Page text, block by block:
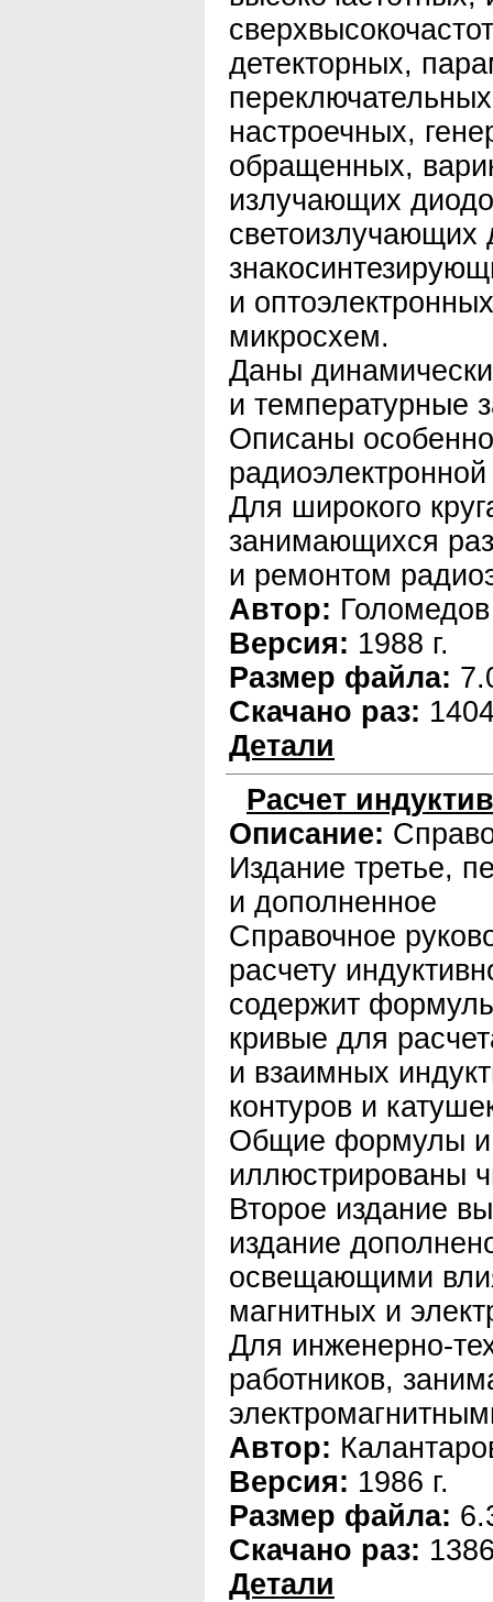
детекторных,
настроечных,
обращенных,
излучающих
светоизлучающих
и
микросхем.
Даны
и температурные
Описаны
Для широкого
занимающихся
и ремонтом
Автор:
Версия: 1988 г.
Размер файла:
Скачано раз:
Детали
Расчет
Описание:
Издание третье,
и дополненное
Справочное
расчету
содержит
кривые для
и взаимных
контуров и
Общие формулы и
иллюстрированы
Второе издание
издание
освещающими
магнитных и
Для инженерно-
работников,
Автор:
Версия: 1986 г.
Размер файла:
Скачано раз:
Детали